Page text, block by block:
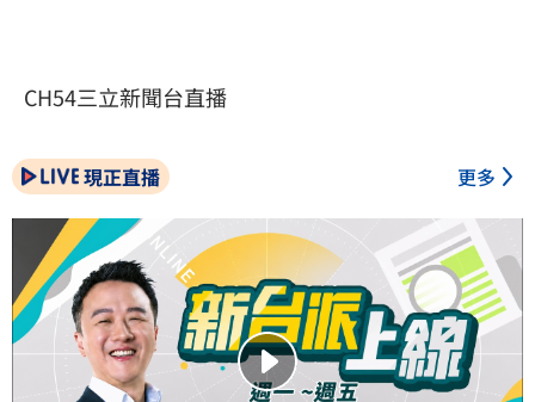
CH54三立新聞台直播
現正直播 更多